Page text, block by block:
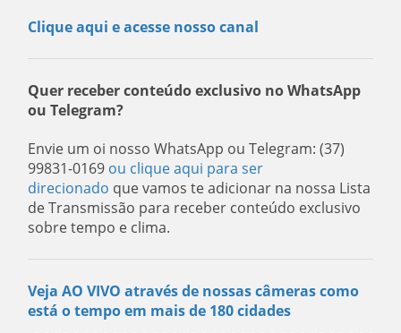
Clique aqui e acesse nosso canal
Quer receber conteúdo exclusivo no WhatsApp
ou Telegram?
Envie um oi nosso WhatsApp ou Telegram: (37)
99831-0169 ou clique aqui para ser
direcionado que vamos te adicionar na nossa Lista
de Transmissão para receber conteúdo exclusivo
sobre tempo e clima.
Veja AO VIVO através de nossas câmeras como
está o tempo em mais de 180 cidades